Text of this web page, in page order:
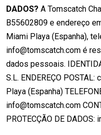
DADOS? A Tomscatch
B55602809 e endereço
Miami Playa (Espanha),
info@tomscatch.com é
dados pessoais.
S.L. ENDEREÇO
Playa (Espanha)
info@tomscatch.com
PROTECÇÃO DE